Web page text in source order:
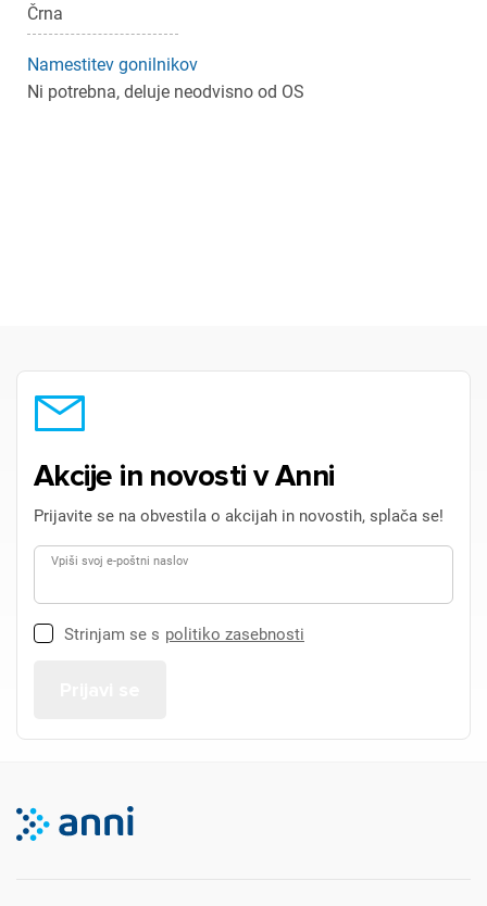
Črna
Namestitev gonilnikov
Ni potrebna, deluje neodvisno od OS
Akcije in novosti v Anni
Prijavite se na obvestila o akcijah in novostih, splača se!
Vpiši svoj e-poštni naslov
Strinjam se s politiko zasebnosti